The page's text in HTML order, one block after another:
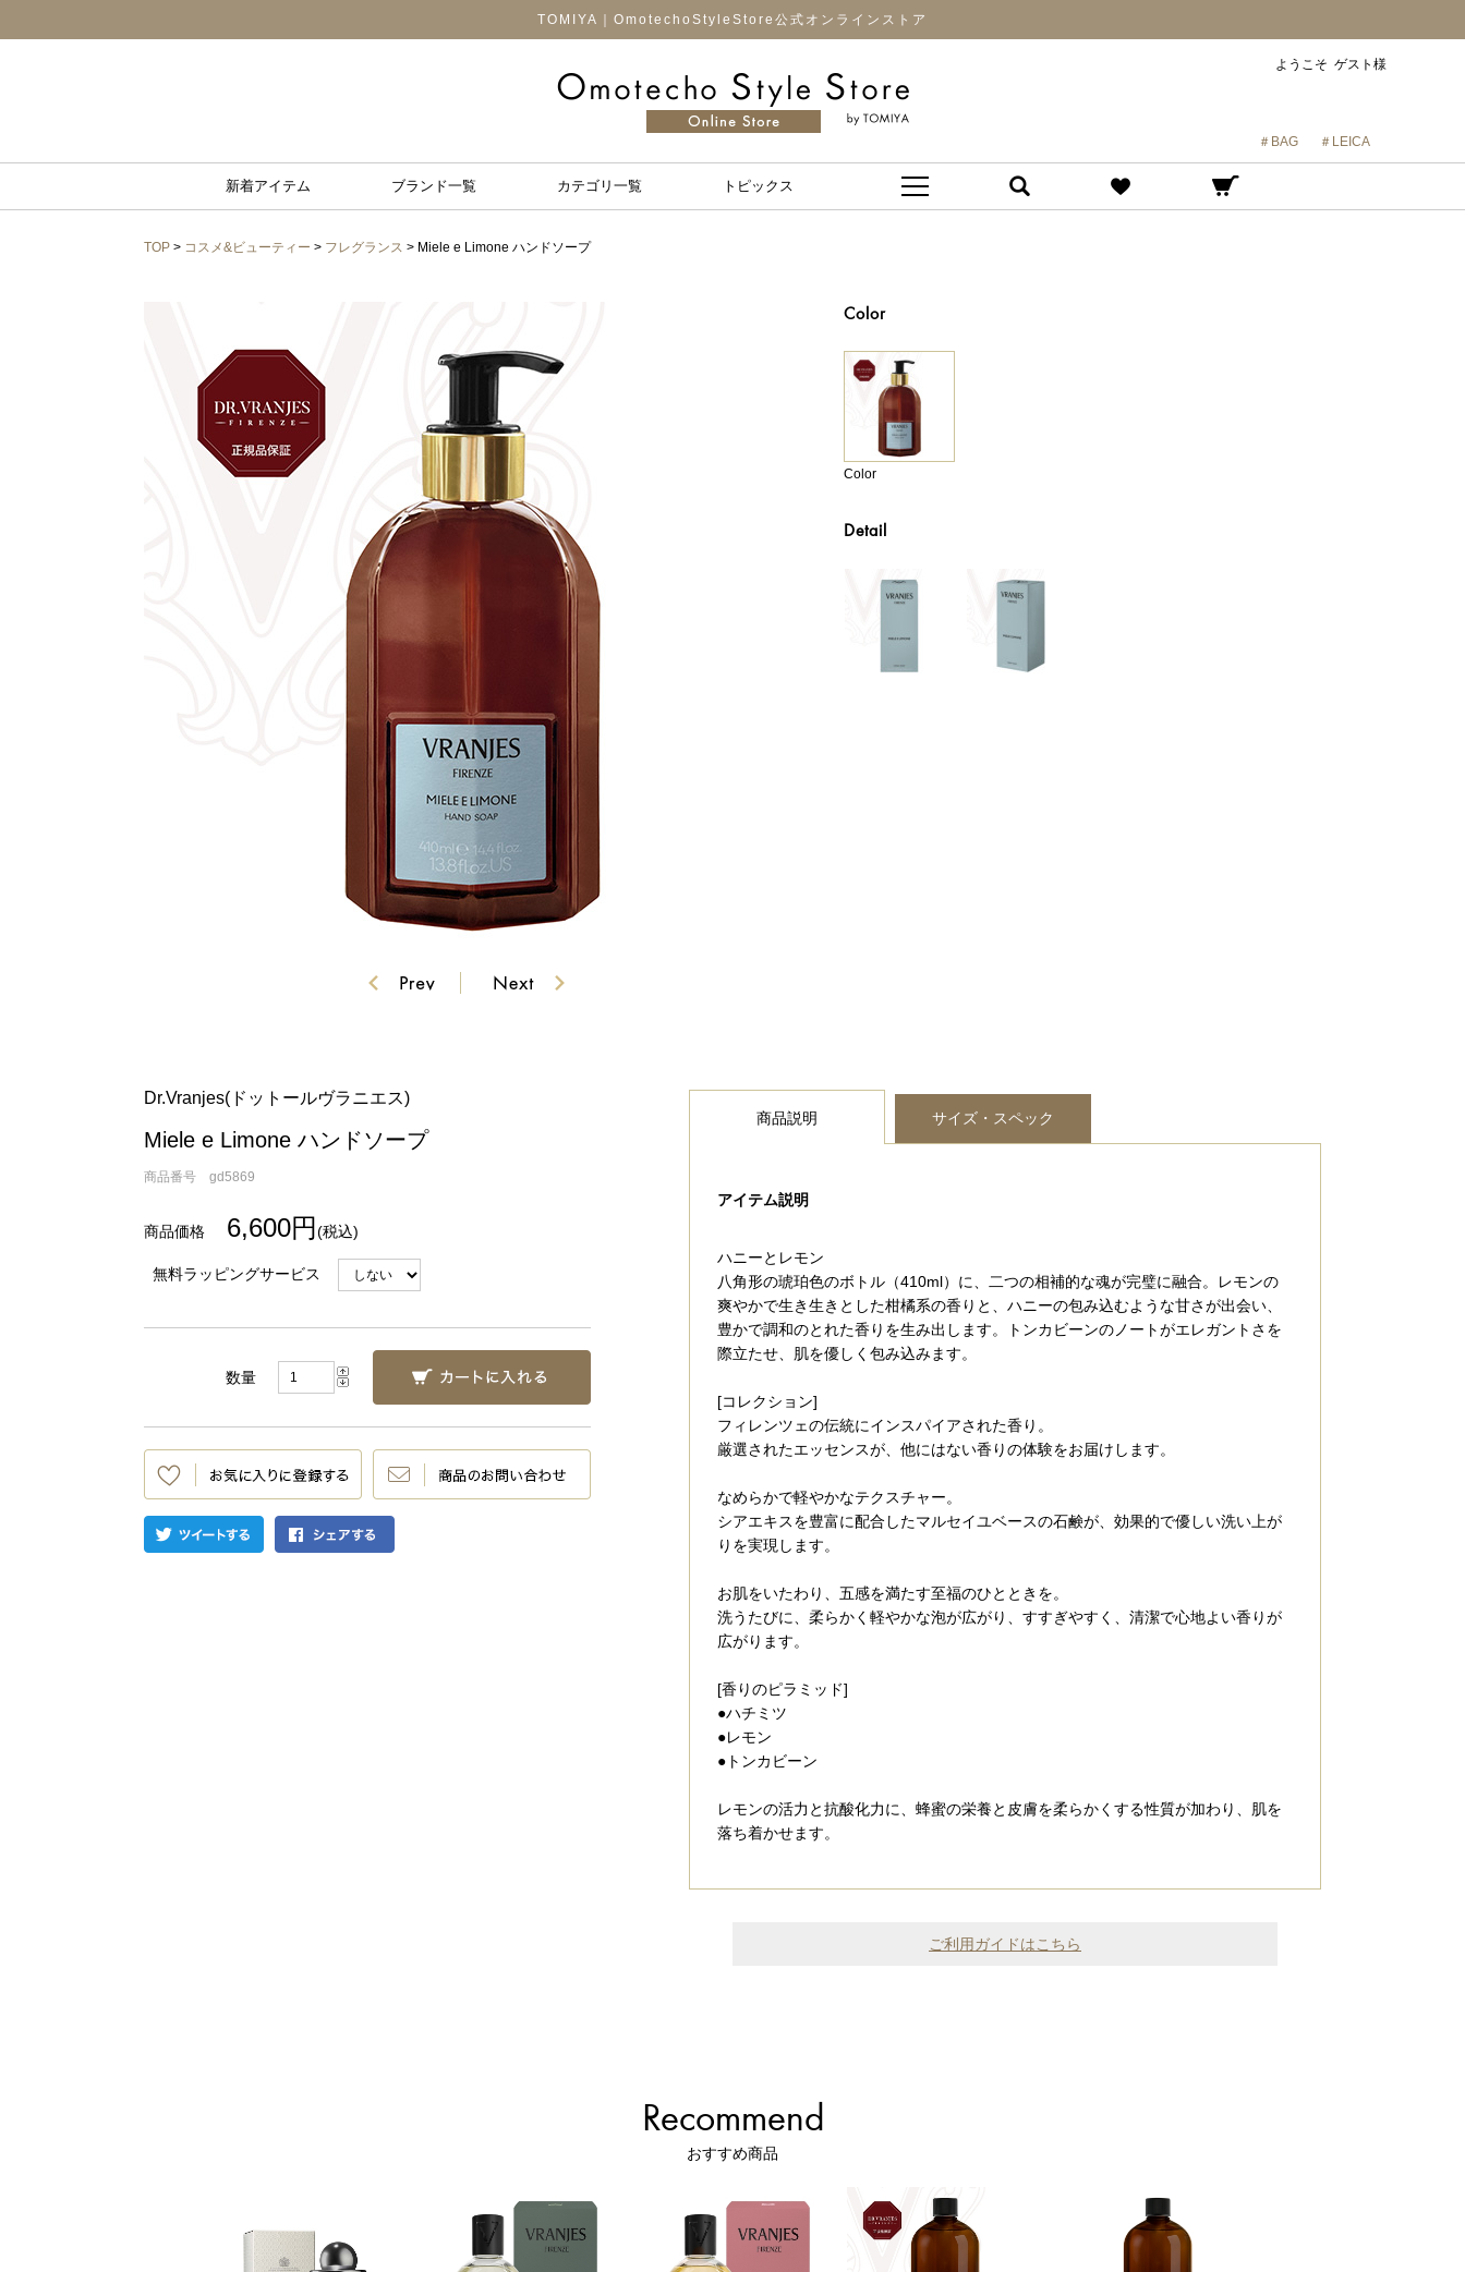
TOMIYA｜OmotechoStyleStore公式オンラインストア
ようこそ ゲスト様
＃BAG ＃LEICA
新着アイテム ブランド一覧 カテゴリ一覧 トピックス
TOP > コスメ&ビューティー > フレグランス > Miele e Limone ハンドソープ
Color
Color
Detail
商品説明 サイズ・スペック
アイテム説明
ハニーとレモン
八角形の琥珀色のボトル（410ml）に、二つの相補的な魂が完璧に融合。レモンの
爽やかで生き生きとした柑橘系の香りと、ハニーの包み込むような甘さが出会い、
豊かで調和のとれた香りを生み出します。トンカビーンのノートがエレガントさを
際立たせ、肌を優しく包み込みます。
[コレクション]
フィレンツェの伝統にインスパイアされた香り。
厳選されたエッセンスが、他にはない香りの体験をお届けします。
なめらかで軽やかなテクスチャー。
シアエキスを豊富に配合したマルセイユベースの石鹸が、効果的で優しい洗い上が
りを実現します。
お肌をいたわり、五感を満たす至福のひとときを。
洗うたびに、柔らかく軽やかな泡が広がり、すすぎやすく、清潔で心地よい香りが
広がります。
[香りのピラミッド]
●ハチミツ
●レモン
●トンカビーン
レモンの活力と抗酸化力に、蜂蜜の栄養と皮膚を柔らかくする性質が加わり、肌を
落ち着かせます。
ご利用ガイドはこちら
Dr.Vranjes(ドットールヴラニエス)
Miele e Limone ハンドソープ
商品番号 gd5869
6,600円 (税込)
無料ラッピングサービス
数量
Recommend
おすすめ商品